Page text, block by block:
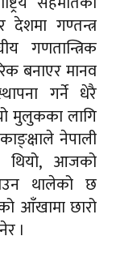
देशमा गण्तन्त्र
गणतान्त्रिक
बनाएर मानव
गर्ने धेरै
मुलुकका लागि
नेपाली
थियो, आजको
थालेको छ
आँखामा छारो
।